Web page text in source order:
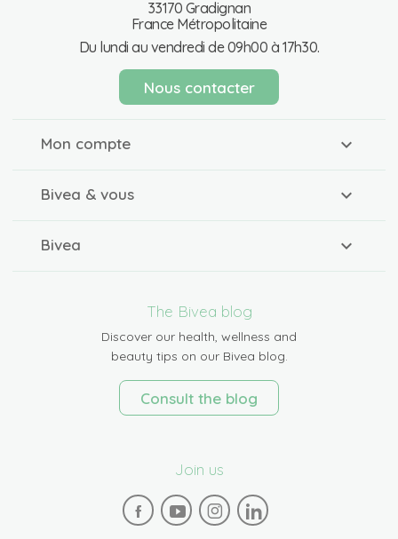
33170 Gradignan
France Métropolitaine
Du lundi au vendredi de 09h00 à 17h30.
Nous contacter
Mon compte
Bivea & vous
Bivea
The Bivea blog
Discover our health, wellness and
beauty tips on our Bivea blog.
Consult the blog
Join us